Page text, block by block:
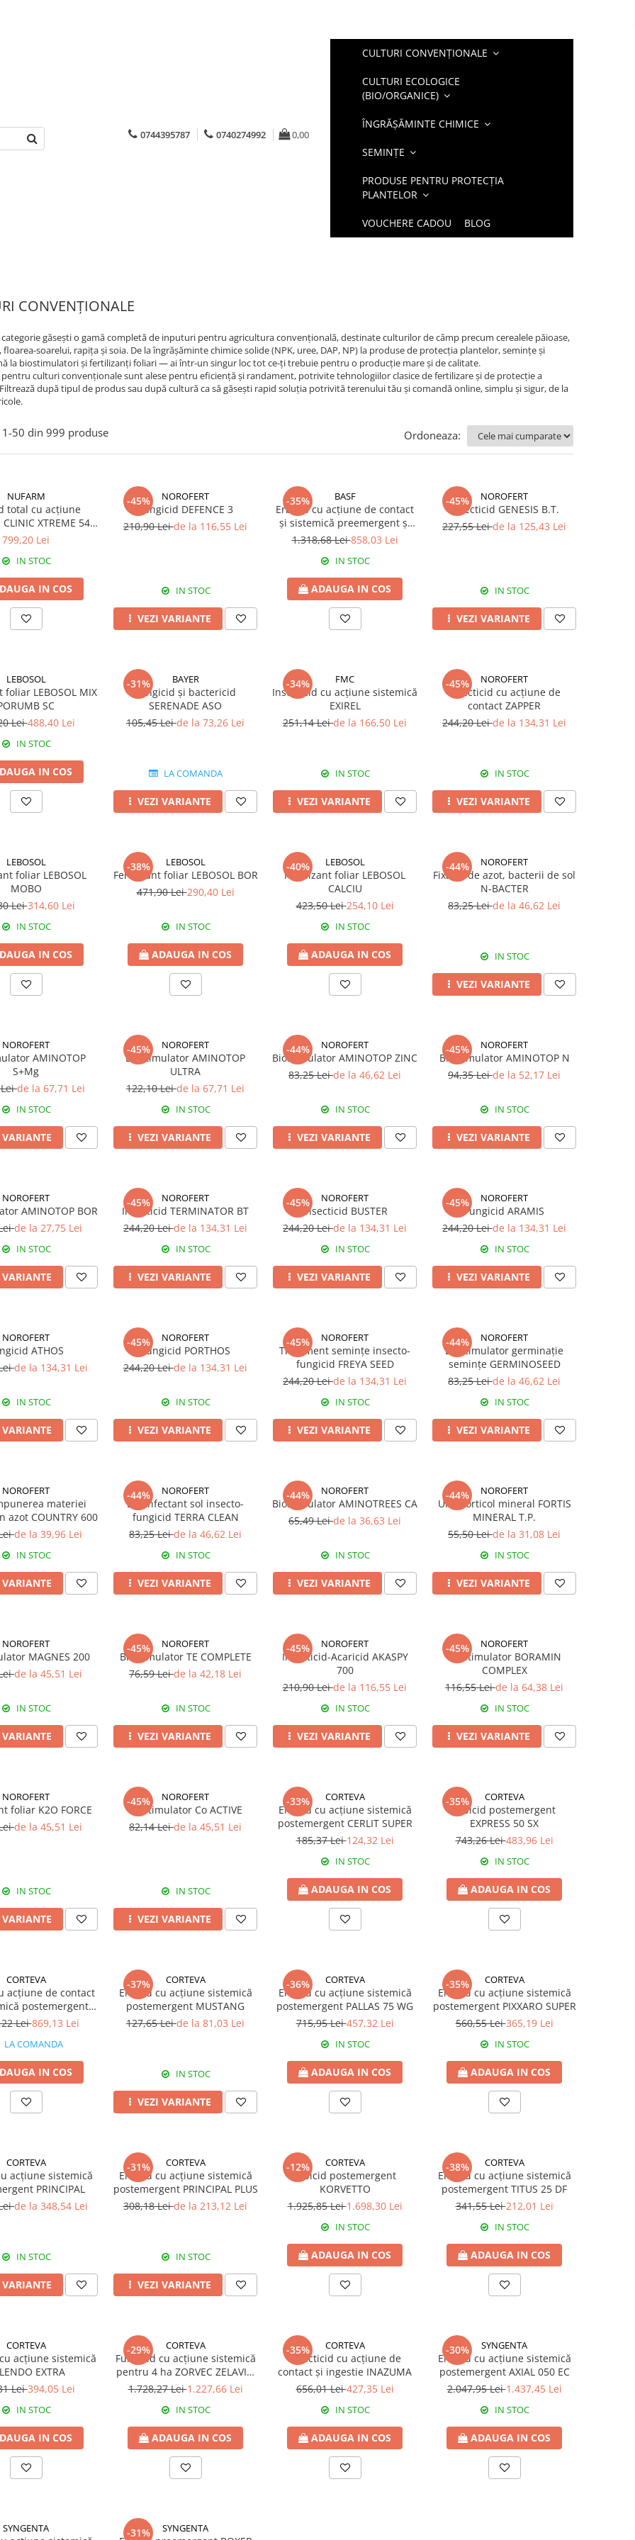
0744395787 0740274992 0,00
CULTURI CONVENȚIONALE
CULTURI ECOLOGICE
(BIO/ORGANICE)
ÎNGRĂȘĂMINTE CHIMICE
SEMINȚE
PRODUSE PENTRU PROTECȚIA
PLANTELOR
VOUCHERE CADOU BLOG
CONVENȚIONALE
categorie găsești o gamă completă de inputuri pentru agricultura convențională, destinate culturilor de câmp precum cerealele păioase,
soarelui, rapița și soia. De la îngrășăminte chimice solide (NPK, uree, DAP, NP) la produse de protecția plantelor, semințe și
la biostimulatori și fertilizanți foliari — ai într-un singur loc tot ce-ți trebuie pentru o producție mare și de calitate.
pentru culturi convenționale sunt alese pentru eficiență și randament, potrivite tehnologiilor clasice de fertilizare și de protecție a
după tipul de produs sau după cultură ca să găsești rapid soluția potrivită terenului tău și comandă online, simplu și sigur, de la
1-50 din 999 produse Ordoneaza:
NUFARM
total cu acțiune
XTREME 540
SL
799,20 Lei
IN STOC
IN COS
-45% NOROFERT
Fungicid DEFENCE 3
210,90 Leide la 116,55 Lei
IN STOC
VEZI VARIANTE
-35% BASF
Erbicid cu acțiune de contact
și sistemică preemergent și
postemergent EFFIGO S
1.318,68 Lei858,03 Lei
IN STOC
ADAUGA IN COS
-45% NOROFERT
Insecticid GENESIS B.T.
227,55 Leide la 125,43 Lei
IN STOC
VEZI VARIANTE
LEBOSOL
LEBOSOL MIX
SC
Lei488,40 Lei
IN STOC
IN COS
-31% BAYER
Fungicid și bactericid
SERENADE ASO
105,45 Leide la 73,26 Lei
LA COMANDA
VEZI VARIANTE
-34% FMC
Insecticid cu acțiune sistemică
EXIREL
251,14 Leide la 166,50 Lei
IN STOC
VEZI VARIANTE
-45% NOROFERT
Insecticid cu acțiune de
contact ZAPPER
244,20 Leide la 134,31 Lei
IN STOC
VEZI VARIANTE
LEBOSOL
foliar LEBOSOL
MOBO
Lei314,60 Lei
IN STOC
IN COS
-38% LEBOSOL
Fertilizant foliar LEBOSOL BOR
471,90 Lei290,40 Lei
IN STOC
ADAUGA IN COS
-40% LEBOSOL
Fertilizant foliar LEBOSOL
CALCIU
423,50 Lei254,10 Lei
IN STOC
ADAUGA IN COS
-44% NOROFERT
Fixator de azot, bacterii de sol
N-BACTER
83,25 Leide la 46,62 Lei
IN STOC
VEZI VARIANTE
NOROFERT
AMINOTOP
S+Mg
Leide la 67,71 Lei
IN STOC
-45% NOROFERT
Biostimulator AMINOTOP
ULTRA
122,10 Leide la 67,71 Lei
IN STOC
VEZI VARIANTE
-44% NOROFERT
Biostimulator AMINOTOP ZINC
83,25 Leide la 46,62 Lei
IN STOC
VEZI VARIANTE
-45% NOROFERT
Biostimulator AMINOTOP N
94,35 Leide la 52,17 Lei
IN STOC
VEZI VARIANTE
NOROFERT
AMINOTOP BOR
de la 27,75 Lei
IN STOC
-45% NOROFERT
Insecticid TERMINATOR BT
244,20 Leide la 134,31 Lei
IN STOC
VEZI VARIANTE
-45% NOROFERT
Insecticid BUSTER
244,20 Leide la 134,31 Lei
IN STOC
VEZI VARIANTE
-45% NOROFERT
Fungicid ARAMIS
244,20 Leide la 134,31 Lei
IN STOC
VEZI VARIANTE
NOROFERT
ATHOS
de la 134,31 Lei
IN STOC
-45% NOROFERT
Fungicid PORTHOS
244,20 Leide la 134,31 Lei
IN STOC
VEZI VARIANTE
-45% NOROFERT
Tratament semințe insecto-
fungicid FREYA SEED
244,20 Leide la 134,31 Lei
IN STOC
VEZI VARIANTE
-44% NOROFERT
Biostimulator germinație
semințe GERMINOSEED
83,25 Leide la 46,62 Lei
IN STOC
VEZI VARIANTE
NOROFERT
materiei
azot COUNTRY 600
de la 39,96 Lei
IN STOC
-44% NOROFERT
Dezinfectant sol insecto-
fungicid TERRA CLEAN
83,25 Leide la 46,62 Lei
IN STOC
VEZI VARIANTE
-44% NOROFERT
Biostimulator AMINOTREES CA
65,49 Leide la 36,63 Lei
IN STOC
VEZI VARIANTE
-44% NOROFERT
Ulei horticol mineral FORTIS
MINERAL T.P.
55,50 Leide la 31,08 Lei
IN STOC
VEZI VARIANTE
NOROFERT
MAGNES 200
de la 45,51 Lei
IN STOC
-45% NOROFERT
Biostimulator TE COMPLETE
76,59 Leide la 42,18 Lei
IN STOC
VEZI VARIANTE
-45% NOROFERT
Insecticid-Acaricid AKASPY
700
210,90 Leide la 116,55 Lei
IN STOC
VEZI VARIANTE
-45% NOROFERT
Biostimulator BORAMIN
COMPLEX
116,55 Leide la 64,38 Lei
IN STOC
VEZI VARIANTE
NOROFERT
foliar K2O FORCE
de la 45,51 Lei
IN STOC
-45% NOROFERT
Biostimulator Co ACTIVE
82,14 Leide la 45,51 Lei
IN STOC
VEZI VARIANTE
-33% CORTEVA
Erbicid cu acțiune sistemică
postemergent CERLIT SUPER
185,37 Lei124,32 Lei
IN STOC
ADAUGA IN COS
-35% CORTEVA
Erbicid postemergent
EXPRESS 50 SX
743,26 Lei483,96 Lei
IN STOC
ADAUGA IN COS
CORTEVA
acțiune de contact
postemergent
SUPER
Lei869,13 Lei
LA COMANDA
IN COS
-37% CORTEVA
Erbicid cu acțiune sistemică
postemergent MUSTANG
127,65 Leide la 81,03 Lei
IN STOC
VEZI VARIANTE
-36% CORTEVA
Erbicid cu acțiune sistemică
postemergent PALLAS 75 WG
715,95 Lei457,32 Lei
IN STOC
ADAUGA IN COS
-35% CORTEVA
Erbicid cu acțiune sistemică
postemergent PIXXARO SUPER
560,55 Lei365,19 Lei
IN STOC
ADAUGA IN COS
CORTEVA
acțiune sistemică
PRINCIPAL
de la 348,54 Lei
IN STOC
-31% CORTEVA
Erbicid cu acțiune sistemică
postemergent PRINCIPAL PLUS
308,18 Leide la 213,12 Lei
IN STOC
VEZI VARIANTE
-12% CORTEVA
Erbicid postemergent
KORVETTO
1.925,85 Lei1.698,30 Lei
IN STOC
ADAUGA IN COS
-38% CORTEVA
Erbicid cu acțiune sistemică
postemergent TITUS 25 DF
341,55 Lei212,01 Lei
IN STOC
ADAUGA IN COS
CORTEVA
acțiune sistemică
EXTRA
Lei394,05 Lei
IN STOC
IN COS
-29% CORTEVA
Fungicid cu acțiune sistemică
pentru 4 ha ZORVEC ZELAVIN
BRIA
1.728,27 Lei1.227,66 Lei
IN STOC
ADAUGA IN COS
-35% CORTEVA
Insecticid cu acțiune de
contact și ingestie INAZUMA
656,01 Lei427,35 Lei
IN STOC
ADAUGA IN COS
-30% SYNGENTA
Erbicid cu acțiune sistemică
postemergent AXIAL 050 EC
2.047,95 Lei1.437,45 Lei
IN STOC
ADAUGA IN COS
SYNGENTA -31% SYNGENTA